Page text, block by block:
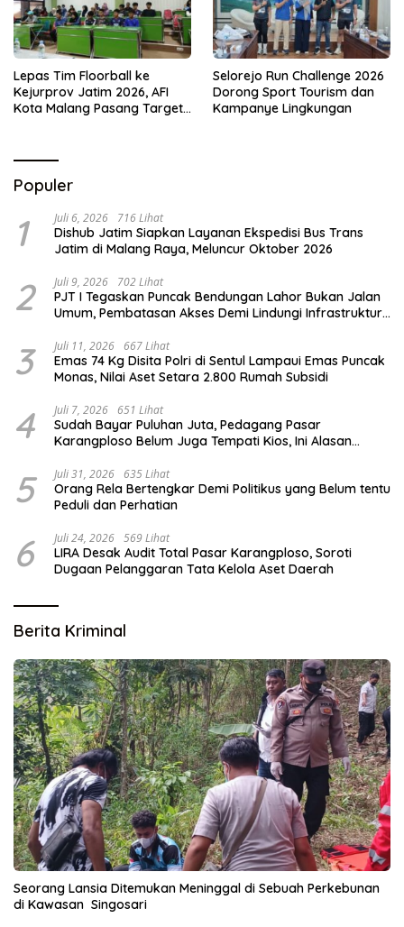
Lepas Tim Floorball ke
Kejurprov Jatim 2026, AFI
Kota Malang Pasang Target
Selorejo Run Challenge 2026
Dorong Sport Tourism dan
Kampanye Lingkungan
Populer
1 Juli 6, 2026 716 Lihat
Dishub Jatim Siapkan Layanan Ekspedisi Bus Trans
Jatim di Malang Raya, Meluncur Oktober 2026
2 Juli 9, 2026 702 Lihat
PJT I Tegaskan Puncak Bendungan Lahor Bukan Jalan
Umum, Pembatasan Akses Demi Lindungi Infrastruktur
3 Juli 11, 2026 667 Lihat
Emas 74 Kg Disita Polri di Sentul Lampaui Emas Puncak
Monas, Nilai Aset Setara 2.800 Rumah Subsidi
4 Juli 7, 2026 651 Lihat
Sudah Bayar Puluhan Juta, Pedagang Pasar
Karangploso Belum Juga Tempati Kios, Ini Alasan
5 Juli 31, 2026 635 Lihat
Orang Rela Bertengkar Demi Politikus yang Belum tentu
Peduli dan Perhatian
6 Juli 24, 2026 569 Lihat
LIRA Desak Audit Total Pasar Karangploso, Soroti
Dugaan Pelanggaran Tata Kelola Aset Daerah
Berita Kriminal
Seorang Lansia Ditemukan Meninggal di Sebuah Perkebunan
di Kawasan Singosari